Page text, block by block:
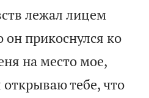
лежал лицем
прикоснулся ко
на место мое,
открываю тебе, что